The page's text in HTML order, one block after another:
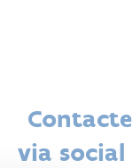
via social